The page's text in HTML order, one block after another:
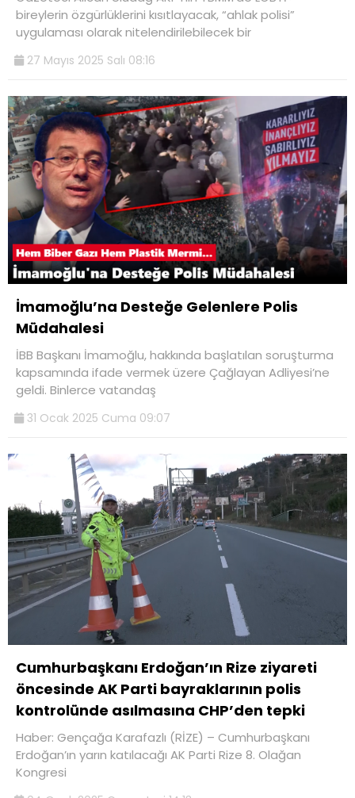
bireylerin özgürlüklerini kısıtlayacak, “ahlak polisi”
uygulaması olarak nitelendirilebilecek bir
27 Mayıs 2025 Salı 08:16
İmamoğlu’na Desteğe Gelenlere Polis
Müdahalesi
İBB Başkanı İmamoğlu, hakkında başlatılan soruşturma
kapsamında ifade vermek üzere Çağlayan Adliyesi’ne
geldi. Binlerce vatandaş
31 Ocak 2025 Cuma 09:07
Cumhurbaşkanı Erdoğan’ın Rize ziyareti
öncesinde AK Parti bayraklarının polis
kontrolünde asılmasına CHP’den tepki
Haber: Gençağa Karafazlı (RİZE) – Cumhurbaşkanı
Erdoğan’ın yarın katılacağı AK Parti Rize 8. Olağan
Kongresi